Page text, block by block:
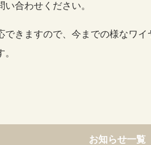
・抜歯
合わせください。
きますので、今までの様なワ
お知らせ一覧